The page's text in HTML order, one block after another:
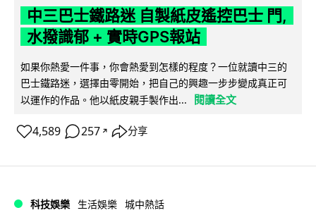
中三巴士鐵路迷 自製紙皮遙控巴士 門,
水撥識郁 + 實時GPS報站
如果你熱愛一件事，你會熱愛到怎樣的程度？一位就讀中三的
巴士鐵路迷，選擇由零開始，把自己的興趣一步步變成真正可
以運作的作品。他以紙皮親手製作出...
閱讀全文
4,589 257 ↗ 分享
科技娛樂 生活娛樂 城中熱話